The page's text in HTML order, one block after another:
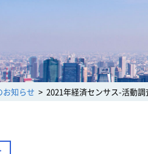
- 特装車メンテ
- その他のお知ら
リティー対応
検制度
スニュース
商用車架装物リサイク
協力事業者制度
架装物判別ガイドラ
ゴールドラベル取
お知らせ 2021年経済センサス-活動調